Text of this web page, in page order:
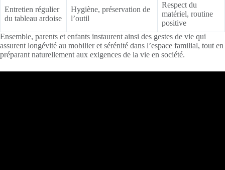
Entretien régulier
du tableau ardoise
Hygiène, préservation de
l’outil
Respect du
matériel, routine
positive
Ensemble, parents et enfants instaurent ainsi des gestes de vie qui
assurent longévité au mobilier et sérénité dans l’espace familial, tout en
préparant naturellement aux exigences de la vie en société.